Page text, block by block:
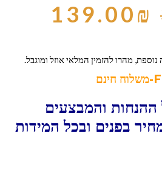
139.00₪
מהרו להזמין המלאי אוזל ומוגבל.
והמבצעים
בפנים ובכל המידות